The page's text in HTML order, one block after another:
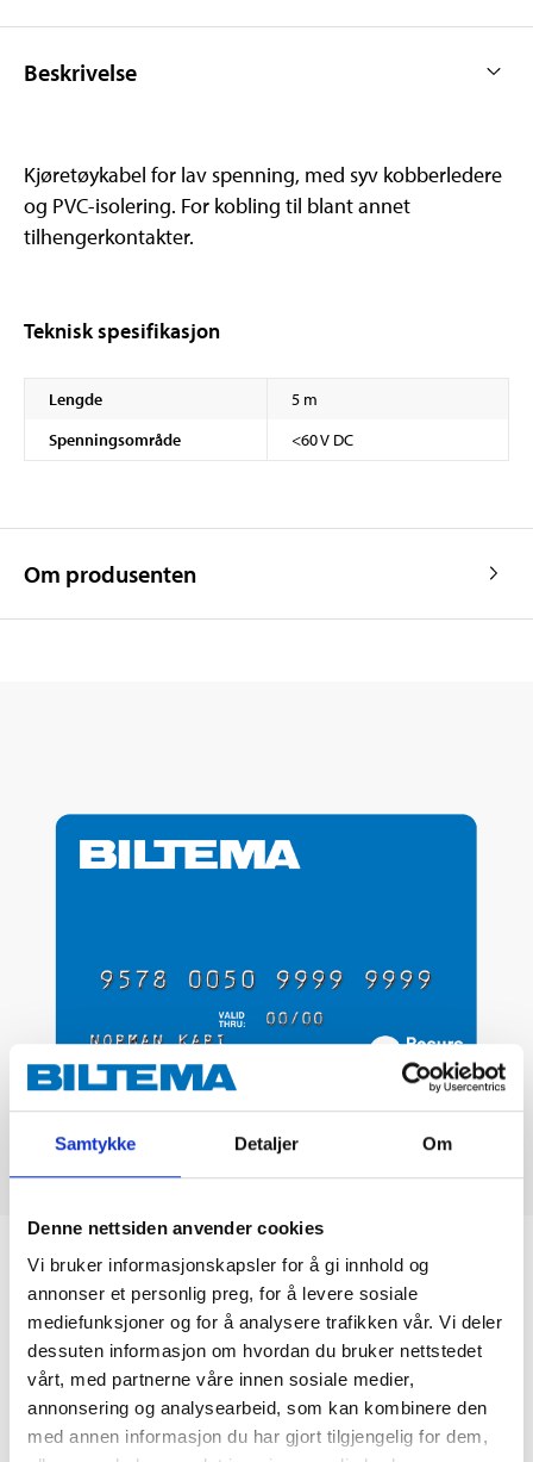
Samtykke Detaljer Om
Denne nettsiden anvender cookies
Vi bruker informasjonskapsler for å gi innhold og
annonser et personlig preg, for å levere sosiale
mediefunksjoner og for å analysere trafikken vår. Vi deler
dessuten informasjon om hvordan du bruker nettstedet
vårt, med partnerne våre innen sosiale medier,
annonsering og analysearbeid, som kan kombinere den
med annen informasjon du har gjort tilgjengelig for dem,
Beskrivelse
Kjøretøykabel for lav spenning, med syv kobberledere
og PVC-isolering. For kobling til blant annet
tilhengerkontakter.
Teknisk spesifikasjon
Lengde
5 m
Spenningsområde
<60 V DC
Om produsenten
Biltemakortet
DEL OPP DIN BETALING